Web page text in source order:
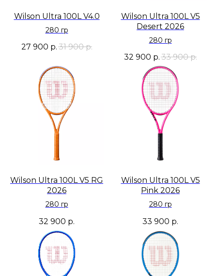
Wilson Ultra 100L V4.0
280 гр
27 900 р.31 900 р.
Wilson Ultra 100L V5
Desert 2026
280 гр
32 900 р.33 900 р.
Wilson Ultra 100L V5 RG
2026
280 гр
32 900 р.
Wilson Ultra 100L V5
Pink 2026
280 гр
33 900 р.